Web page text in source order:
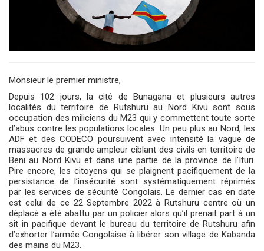
Monsieur le premier ministre,
Depuis 102 jours, la cité de Bunagana et plusieurs autres
localités du territoire de Rutshuru au Nord Kivu sont sous
occupation des miliciens du M23 qui y commettent toute sorte
d’abus contre les populations locales. Un peu plus au Nord, les
ADF et des CODECO poursuivent avec intensité la vague de
massacres de grande ampleur ciblant des civils en territoire de
Beni au Nord Kivu et dans une partie de la province de l’Ituri.
Pire encore, les citoyens qui se plaignent pacifiquement de la
persistance de l’insécurité sont systématiquement réprimés
par les services de sécurité Congolais. Le dernier cas en date
est celui de ce 22 Septembre 2022 à Rutshuru centre où un
déplacé a été abattu par un policier alors qu’il prenait part à un
sit in pacifique devant le bureau du territoire de Rutshuru afin
d’exhorter l’armée Congolaise à libérer son village de Kabanda
des mains du M23.